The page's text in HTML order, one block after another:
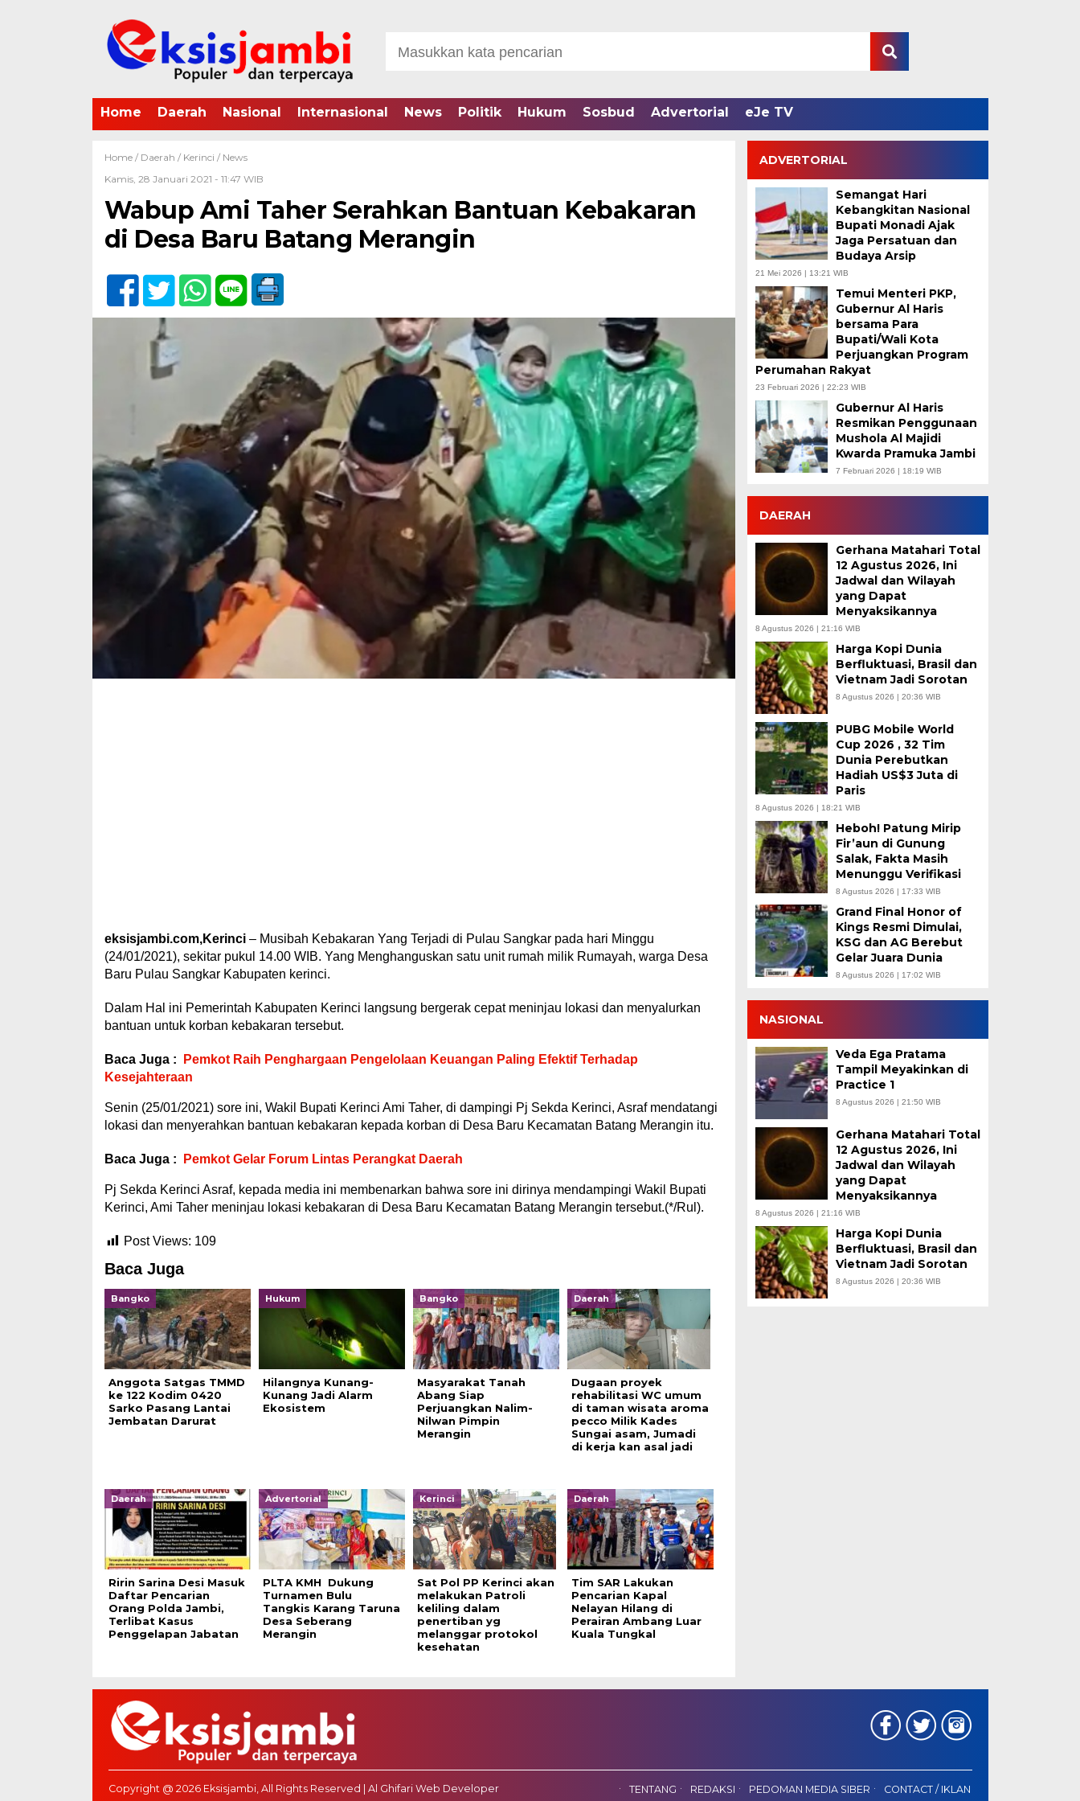
Home Daerah Nasional Internasional News Politik Hukum Sosbud Advertorial eJe TV
Home / Daerah / Kerinci / News
Kamis, 28 Januari 2021 - 11:47 WIB
Wabup Ami Taher Serahkan Bantuan Kebakaran
di Desa Baru Batang Merangin
eksisjambi.com,Kerinci– Musibah Kebakaran Yang Terjadi di Pulau Sangkar pada hari Minggu
(24/01/2021), sekitar pukul 14.00 WIB. Yang Menghanguskan satu unit rumah milik Rumayah, warga Desa
Baru Pulau Sangkar Kabupaten kerinci.
Dalam Hal ini Pemerintah Kabupaten Kerinci langsung bergerak cepat meninjau lokasi dan menyalurkan
bantuan untuk korban kebakaran tersebut.
Baca Juga :
Pemkot Raih Penghargaan Pengelolaan Keuangan Paling Efektif Terhadap
Kesejahteraan
Senin (25/01/2021) sore ini, Wakil Bupati Kerinci Ami Taher, di dampingi Pj Sekda Kerinci, Asraf mendatangi
lokasi dan menyerahkan bantuan kebakaran kepada korban di Desa Baru Kecamatan Batang Merangin itu.
Baca Juga : Pemkot Gelar Forum Lintas Perangkat Daerah
Pj Sekda Kerinci Asraf, kepada media ini membenarkan bahwa sore ini dirinya mendampingi Wakil Bupati
Kerinci, Ami Taher meninjau lokasi kebakaran di Desa Baru Kecamatan Batang Merangin tersebut.(*/Rul).
Post Views: 109
Baca Juga
Bangko
Anggota Satgas TMMD
ke 122 Kodim 0420
Sarko Pasang Lantai
Jembatan Darurat
Hukum
Hilangnya Kunang-
Kunang Jadi Alarm
Ekosistem
Bangko
Masyarakat Tanah
Abang Siap
Perjuangkan Nalim-
Nilwan Pimpin
Merangin
Daerah
Dugaan proyek
rehabilitasi WC umum
di taman wisata aroma
pecco Milik Kades
Sungai asam, Jumadi
di kerja kan asal jadi
Daerah
Ririn Sarina Desi Masuk
Daftar Pencarian
Orang Polda Jambi,
Terlibat Kasus
Penggelapan Jabatan
Advertorial
PLTA KMH Dukung
Turnamen Bulu
Tangkis Karang Taruna
Desa Seberang
Merangin
Kerinci
Sat Pol PP Kerinci akan
melakukan Patroli
keliling dalam
penertiban yg
melanggar protokol
kesehatan
Daerah
Tim SAR Lakukan
Pencarian Kapal
Nelayan Hilang di
Perairan Ambang Luar
Kuala Tungkal
ADVERTORIAL
Semangat Hari
Kebangkitan Nasional
Bupati Monadi Ajak
Jaga Persatuan dan
Budaya Arsip
21 Mei 2026 | 13:21 WIB
Temui Menteri PKP,
Gubernur Al Haris
bersama Para
Bupati/Wali Kota
Perjuangkan Program
Perumahan Rakyat
23 Februari 2026 | 22:23 WIB
Gubernur Al Haris
Resmikan Penggunaan
Mushola Al Majidi
Kwarda Pramuka Jambi
7 Februari 2026 | 18:19 WIB
DAERAH
Gerhana Matahari Total
12 Agustus 2026, Ini
Jadwal dan Wilayah
yang Dapat
Menyaksikannya
8 Agustus 2026 | 21:16 WIB
Harga Kopi Dunia
Berfluktuasi, Brasil dan
Vietnam Jadi Sorotan
8 Agustus 2026 | 20:36 WIB
PUBG Mobile World
Cup 2026 , 32 Tim
Dunia Perebutkan
Hadiah US$3 Juta di
Paris
8 Agustus 2026 | 18:21 WIB
Heboh! Patung Mirip
Fir’aun di Gunung
Salak, Fakta Masih
Menunggu Verifikasi
8 Agustus 2026 | 17:33 WIB
Grand Final Honor of
Kings Resmi Dimulai,
KSG dan AG Berebut
Gelar Juara Dunia
8 Agustus 2026 | 17:02 WIB
NASIONAL
Veda Ega Pratama
Tampil Meyakinkan di
Practice 1
8 Agustus 2026 | 21:50 WIB
Gerhana Matahari Total
12 Agustus 2026, Ini
Jadwal dan Wilayah
yang Dapat
Menyaksikannya
8 Agustus 2026 | 21:16 WIB
Harga Kopi Dunia
Berfluktuasi, Brasil dan
Vietnam Jadi Sorotan
8 Agustus 2026 | 20:36 WIB
Copyright @ 2026 Eksisjambi, All Rights Reserved | Al Ghifari Web Developer TENTANG REDAKSI PEDOMAN MEDIA SIBER CONTACT / IKLAN